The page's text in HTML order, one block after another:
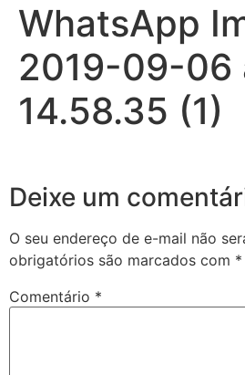
WhatsApp
2019-09-06
14.58.35 (1)
Deixe um
O seu endereço de e-mail não
obrigatórios são marcados com *
Comentário *